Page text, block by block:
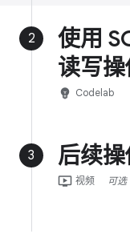
2
使用
读写
emoji_objects Codelab
3 后续操
ondemand_video 视频 可选